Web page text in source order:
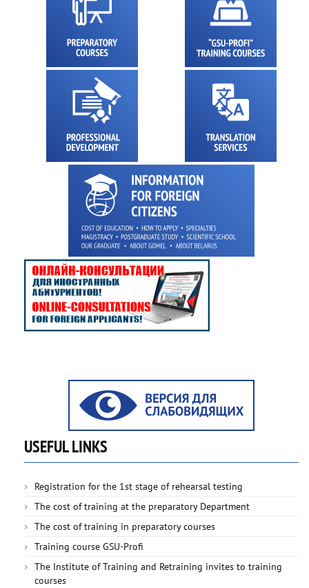
USEFUL LINKS
Registration for the 1st stage of rehearsal testing
The cost of training at the preparatory Department
The cost of training in preparatory courses
Training course GSU-Profi
The Institute of Training and Retraining invites to training
courses